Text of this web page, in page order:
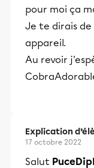
pour moi ça
Je te dirais
appareil.
Au revoir
Explication
17 octobre 2022
Salut